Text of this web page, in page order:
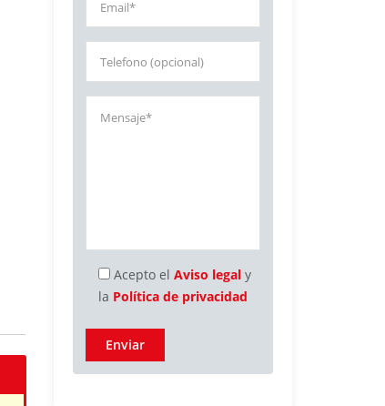
Acepto el Aviso legaly
la Política de privacidad